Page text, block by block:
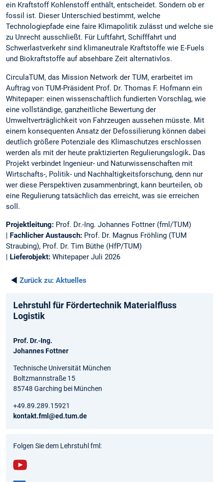
ein Kraftstoff Kohlenstoff enthält, entscheidet. Sondern ob er
fossil ist. Dieser Unterschied bestimmt, welche
Technologiepfade eine faire Klimapolitik zulässt und welche sie
zu Unrecht ausschließt. Für Luftfahrt, Schifffahrt und
Schwerlastverkehr sind klimaneutrale Kraftstoffe wie E-Fuels
und Biokraftstoffe auf absehbare Zeit alternativlos.
CirculaTUM, das Mission Network der TUM, erarbeitet im
Auftrag von TUM-Präsident Prof. Dr. Thomas F. Hofmann ein
Whitepaper: einen wissenschaftlich fundierten Vorschlag, wie
eine vollständige, ganzheitliche Bewertung der
Umweltverträglichkeit von Fahrzeugen aussehen müsste. Mit
einem konsequenten Ansatz der Defossilierung können dabei
deutlich größere Potenziale des Klimaschutzes erschlossen
werden als mit der heute praktizierten Regulierungslogik. Das
Projekt verbindet Ingenieur- und Naturwissenschaften mit
Wirtschafts-, Politik- und Nachhaltigkeitsforschung, denn nur
wer diese Perspektiven zusammenbringt, kann beurteilen, ob
eine Regulierung tatsächlich das erreicht, was sie erreichen
soll.
Projektleitung: Prof. Dr.-Ing. Johannes Fottner (fml/TUM)
| Fachlicher Austausch: Prof. Dr. Magnus Fröhling (TUM
Straubing), Prof. Dr. Tim Büthe (HfP/TUM)
| Lieferobjekt: Whitepaper Juli 2026
◄ Zurück zu: Aktuelles
Lehrstuhl für Fördertechnik Materialfluss
Logistik
Prof. Dr.-Ing.
Johannes Fottner
Technische Universität München
Boltzmannstraße 15
85748 Garching bei München
+49.89.289.15921
kontakt.fml@ed.tum.de
Folgen Sie dem Lehrstuhl fml:
You